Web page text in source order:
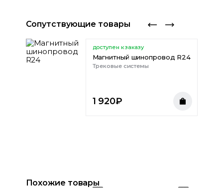
Сопутствующие товары
доступен к заказу
Магнитный шинопровод R24
Трековые системы
1 920₽
Похожие товары